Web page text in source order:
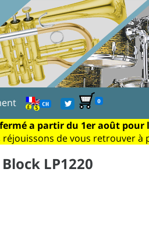
CH 0
a partir du 1er août pour
réjouissons de vous retrouver à
LP1220